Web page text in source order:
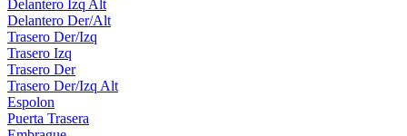
Delantero Izq Alt
Delantero Der/Alt
Trasero Der/Izq
Trasero Izq
Trasero Der
Trasero Der/Izq Alt
Espolon
Puerta Trasera